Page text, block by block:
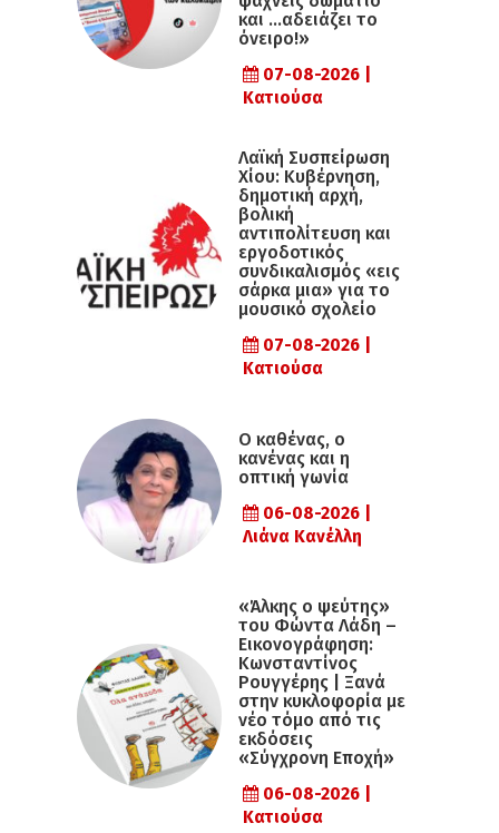
και …αδειάζει το
όνειρο!»
07-08-2026 |
Κατιούσα
Λαϊκή Συσπείρωση
Χίου: Κυβέρνηση,
δημοτική αρχή,
βολική
αντιπολίτευση και
εργοδοτικός
συνδικαλισμός «εις
σάρκα μια» για το
μουσικό σχολείο
07-08-2026 |
Κατιούσα
Ο καθένας, ο
κανένας και η
οπτική γωνία
06-08-2026 |
Λιάνα Κανέλλη
«Άλκης ο ψεύτης»
του Φώντα Λάδη –
Εικονογράφηση:
Κωνσταντίνος
Ρουγγέρης | Ξανά
στην κυκλοφορία με
νέο τόμο από τις
εκδόσεις
«Σύγχρονη Εποχή»
06-08-2026 |
Κατιούσα